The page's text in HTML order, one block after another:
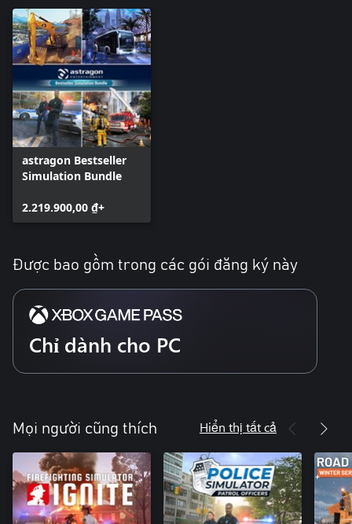
astragon Bestseller
Simulation Bundle
2.219.900,00 ₫+
Được bao gồm trong các gói đăng ký này
Chỉ dành cho PC
Mọi người cũng thích Hiển thị tất cả